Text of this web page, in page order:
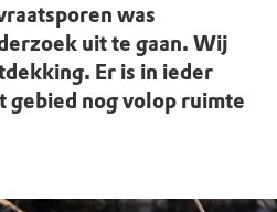
was
uit te gaan. Wij
Er is in ieder
gebied nog volop ruimte